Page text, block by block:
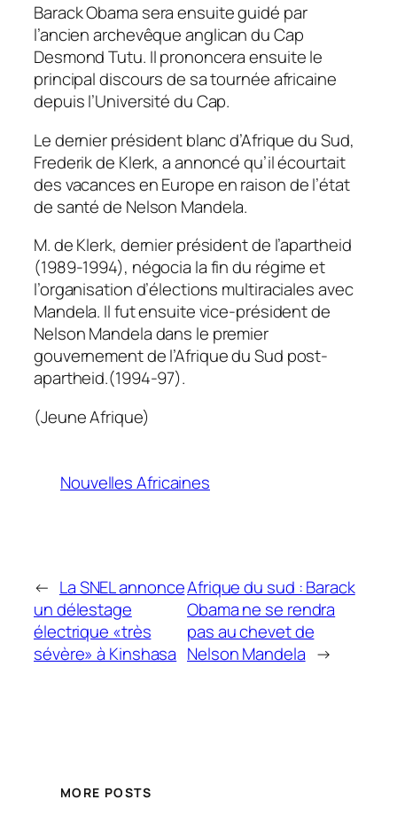
Barack Obama sera ensuite guidé par
l’ancien archevêque anglican du Cap
Desmond Tutu. Il prononcera ensuite le
principal discours de sa tournée africaine
depuis l’Université du Cap.
Le dernier président blanc d’Afrique du Sud,
Frederik de Klerk, a annoncé qu’il écourtait
des vacances en Europe en raison de l’état
de santé de Nelson Mandela.
M. de Klerk, dernier président de l’apartheid
(1989-1994), négocia la fin du régime et
l’organisation d’élections multiraciales avec
Mandela. Il fut ensuite vice-président de
Nelson Mandela dans le premier
gouvernement de l’Afrique du Sud post-
apartheid.(1994-97).
(Jeune Afrique)
Nouvelles Africaines
← La SNEL annonce
un délestage
électrique «très
sévère» à Kinshasa
Afrique du sud : Barack
Obama ne se rendra
pas au chevet de
Nelson Mandela →
MORE POSTS